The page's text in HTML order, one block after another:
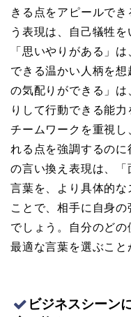
きる点をアピールで
う表現は、自己犠牲を
「思いやりがある」
できる温かい人柄を
の気配りができる」は
りして行動できる能力
チームワークを重視
れる点を強調するの
の言い換え表現は、
言葉を、より具体的
ことで、相手に自身
でしょう。自分のどの
最適な言葉を選ぶこと
ビジネスシーン